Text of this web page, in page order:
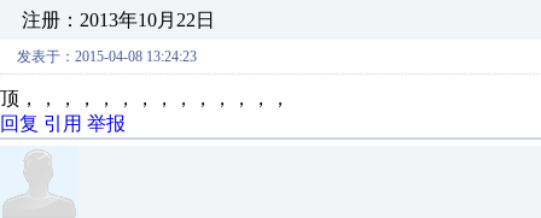
注册：2013年10月22日
发表于：2015-04-08 13:24:23
顶，，，，，，，，，，，，，，
回复 引用 举报